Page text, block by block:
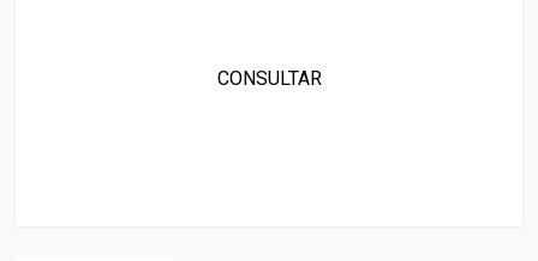
CONSULTAR